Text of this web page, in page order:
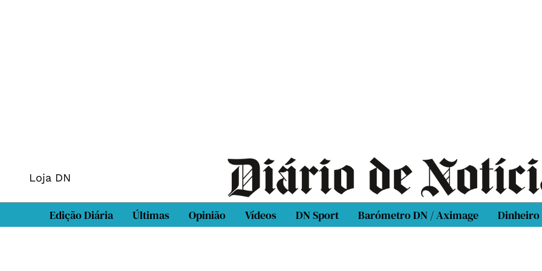
Loja DN
Edição Diária Últimas Opinião Vídeos DN Sport Barómetro DN / Aximage Dinheiro